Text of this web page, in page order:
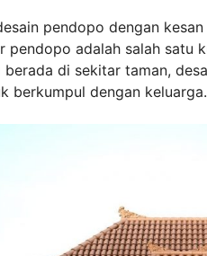
pendopo dengan
pendopo adalah salah satu
di sekitar taman,
berkumpul dengan keluarga.